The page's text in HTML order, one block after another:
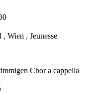
, Wien , Jeunesse
Chor a cappella